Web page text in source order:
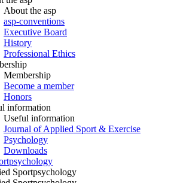
About the asp
asp-conventions
Executive Board
History
Professional Ethics
Membership
Become a member
Honors
information
Useful information
Journal of Applied Sport & Exercise
Psychology
Downloads
Sportpsychology